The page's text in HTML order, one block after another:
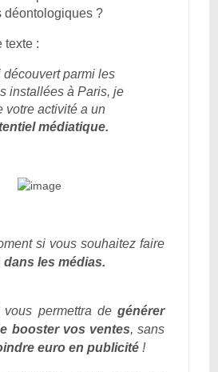
déontologiques ?
texte :
découvert parmi les
installées à Paris, je
votre activité a un
médiatique.
si vous souhaitez faire
les médias.
vous permettra degénérer
booster vos ventes, sans
euro en publicité !